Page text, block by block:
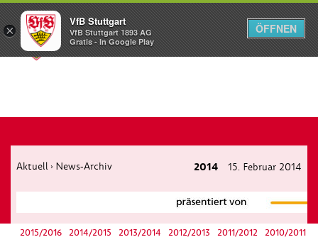
Menü
Aktuell › News-Archiv 2014 15. Februar 2014
2015/2016 2014/2015 2013/2014 2012/2013 2011/2012 2010/2011
×
VfB Stuttgart
VfB Stuttgart 1893 AG
Gratis - In Google Play
ÖFFNEN